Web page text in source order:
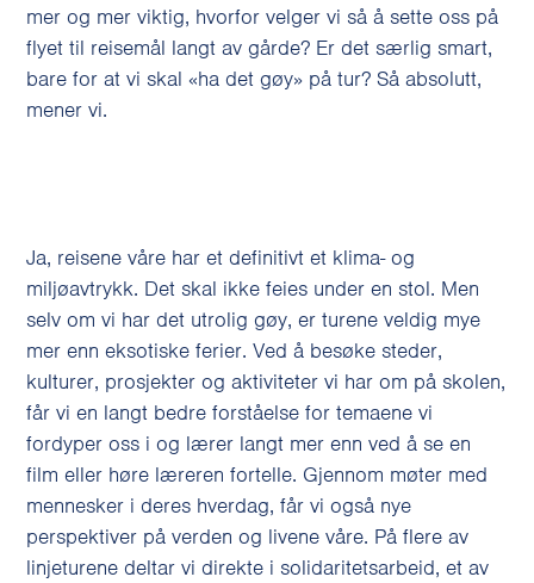
mer og mer viktig, hvorfor velger vi så å sette oss på
flyet til reisemål langt av gårde? Er det særlig smart,
bare for at vi skal «ha det gøy» på tur? Så absolutt,
mener vi.
Ja, reisene våre har et definitivt et klima- og
miljøavtrykk. Det skal ikke feies under en stol. Men
selv om vi har det utrolig gøy, er turene veldig mye
mer enn eksotiske ferier. Ved å besøke steder,
kulturer, prosjekter og aktiviteter vi har om på skolen,
får vi en langt bedre forståelse for temaene vi
fordyper oss i og lærer langt mer enn ved å se en
film eller høre læreren fortelle. Gjennom møter med
mennesker i deres hverdag, får vi også nye
perspektiver på verden og livene våre. På flere av
linjeturene deltar vi direkte i solidaritetsarbeid, et av